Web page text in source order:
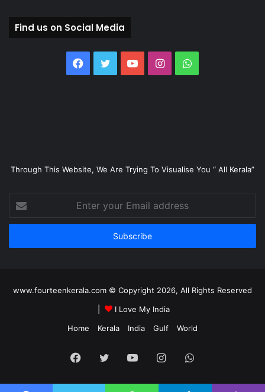
Find us on Social Media
Facebook
TwitterYouTubeInstagramWhatsApp
Through This Website, We Are Trying To Visualise You “ All Kerala”
your
Email
www.fourteenkerala.com © Copyright 2026, All Rights Reserved
I Love My India
Home
Kerala India Gulf World
Facebook
TwitterYouTubeInstagramWhatsApp